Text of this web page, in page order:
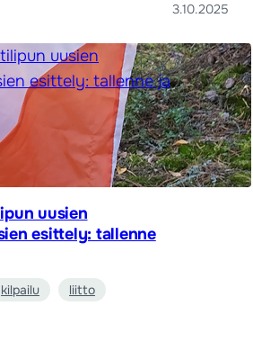
3.10.2025
uusien
esittely: tallenne
kilpailu
liitto